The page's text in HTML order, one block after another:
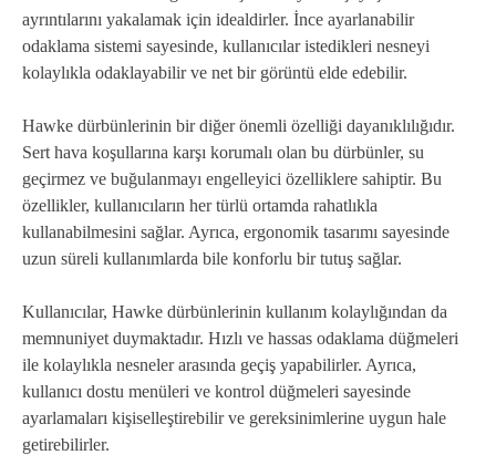
ayrıntılarını yakalamak için idealdirler. İnce ayarlanabilir
odaklama sistemi sayesinde, kullanıcılar istedikleri nesneyi
kolaylıkla odaklayabilir ve net bir görüntü elde edebilir.
Hawke dürbünlerinin bir diğer önemli özelliği dayanıklılığıdır.
Sert hava koşullarına karşı korumalı olan bu dürbünler, su
geçirmez ve buğulanmayı engelleyici özelliklere sahiptir. Bu
özellikler, kullanıcıların her türlü ortamda rahatlıkla
kullanabilmesini sağlar. Ayrıca, ergonomik tasarımı sayesinde
uzun süreli kullanımlarda bile konforlu bir tutuş sağlar.
Kullanıcılar, Hawke dürbünlerinin kullanım kolaylığından da
memnuniyet duymaktadır. Hızlı ve hassas odaklama düğmeleri
ile kolaylıkla nesneler arasında geçiş yapabilirler. Ayrıca,
kullanıcı dostu menüleri ve kontrol düğmeleri sayesinde
ayarlamaları kişiselleştirebilir ve gereksinimlerine uygun hale
getirebilirler.